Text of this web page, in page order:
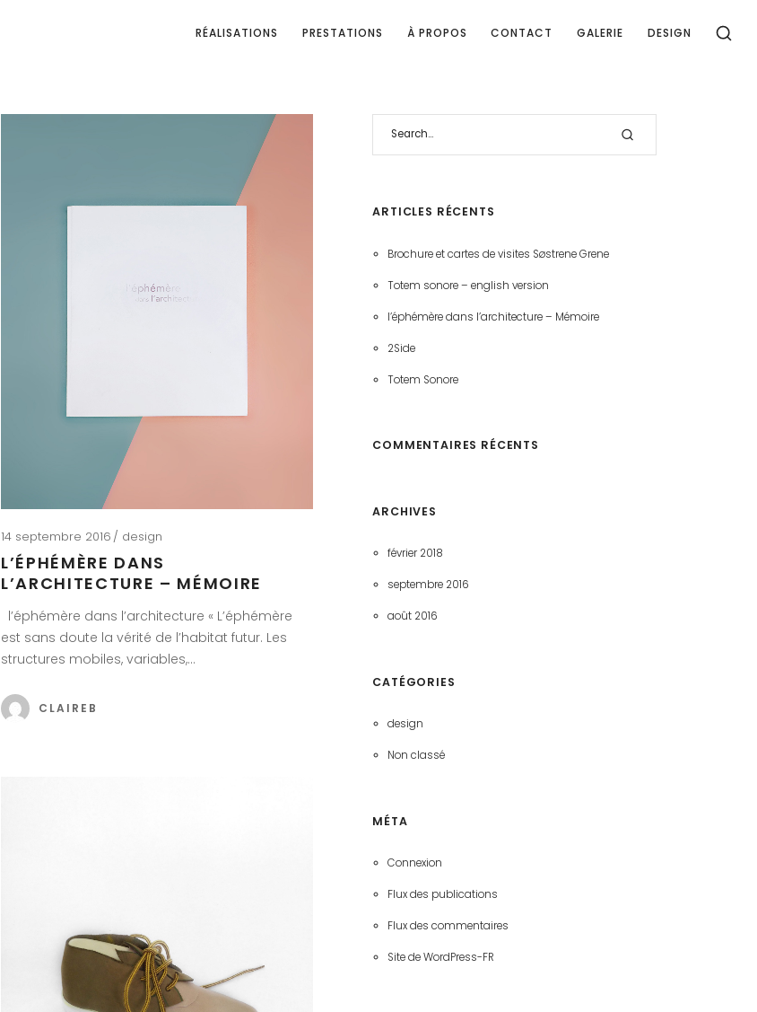
RÉALISATIONS PRESTATIONS À PROPOS CONTACT GALERIE DESIGN
14 septembre 2016 design
L’ÉPHÉMÈRE DANS
L’ARCHITECTURE – MÉMOIRE
l’éphémère dans l’architecture « L’éphémère
est sans doute la vérité de l’habitat futur. Les
structures mobiles, variables,…
CLAIREB
ARTICLES RÉCENTS
Brochure et cartes de visites Søstrene Grene
Totem sonore – english version
l’éphémère dans l’architecture – Mémoire
2Side
Totem Sonore
COMMENTAIRES RÉCENTS
ARCHIVES
février 2018
septembre 2016
août 2016
CATÉGORIES
design
Non classé
MÉTA
Connexion
Flux des publications
Flux des commentaires
Site de WordPress-FR